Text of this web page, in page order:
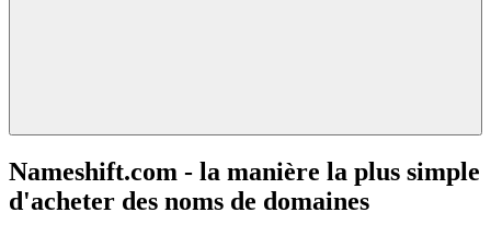
Nameshift.com - la manière la plus simple
d'acheter des noms de domaines